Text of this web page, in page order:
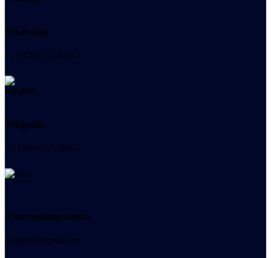
WhatsApp
+7 (978) 515-999-7
Telegram
+7 (978) 515-999-7
Электронная почта
admin@helpsant.ru